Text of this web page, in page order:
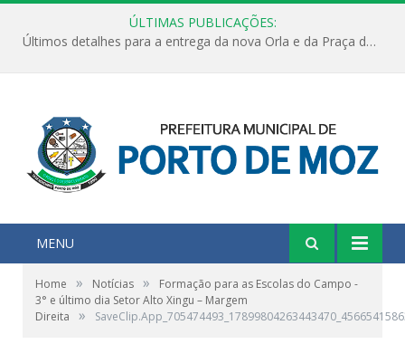
ÚLTIMAS PUBLICAÇÕES:
Últimos detalhes para a entrega da nova Orla e da Praça do Praião
MENU
Home » Notícias »
Formação para as Escolas do Campo -
3° e último dia Setor Alto Xingu – Margem
Direita
»